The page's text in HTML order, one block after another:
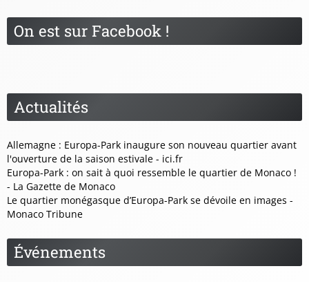
On est sur Facebook !
Actualités
Allemagne : Europa-Park inaugure son nouveau quartier avant
l'ouverture de la saison estivale - ici.fr
Europa-Park : on sait à quoi ressemble le quartier de Monaco !
- La Gazette de Monaco
Le quartier monégasque d’Europa-Park se dévoile en images -
Monaco Tribune
Événements